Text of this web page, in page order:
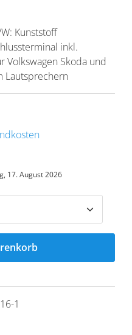
Kunststoff
inkl.
Volkswagen Skoda und
Lautsprechern
17. August 2026
1